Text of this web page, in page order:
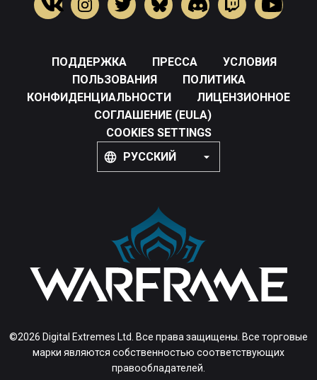
ПОДДЕРЖКА ПРЕССА
УСЛОВИЯ
ПОЛЬЗОВАНИЯ
ПОЛИТИКА
КОНФИДЕНЦИАЛЬНОСТИ
ЛИЦЕНЗИОННОЕ
СОГЛАШЕНИЕ (EULA)
COOKIES SETTINGS
РУССКИЙ
©2026 Digital Extremes Ltd. Все права защищены. Все торговые
марки являются собственностью соответствующих
правообладателей.